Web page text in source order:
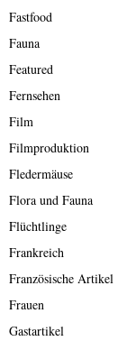
Fastfood
Fauna
Featured
Fernsehen
Film
Filmproduktion
Fledermäuse
Flora und Fauna
Flüchtlinge
Frankreich
Französische Artikel
Frauen
Gastartikel